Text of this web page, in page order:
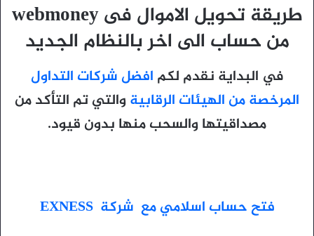
طريقة تحويل الاموال فى webmoney
من حساب الى اخر بالنظام الجديد
في البداية نقدم لكم افضل شركات التداول
المرخصة من الهيئات الرقابيةوالتي تم التأكد من
مصداقيتها والسحب منها بدون قيود.
فتح حساب اسلامي مع شركة EXNESS